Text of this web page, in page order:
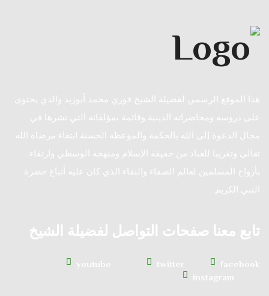
هذا الموقع الرسمي لفضيلة الشيخ فوزي محمد أبوزيد والذي يحتوى
على دروسه ومحاضراته الدينية وقائمة بمؤلفاته التي نشرها في
مجال الدعوة إلى الله بالحكمة والموعظة الحسنة ابتغاء مرضاة الله
تعالى وتقريبا للعباد من حقيقة الإسلام ومنهجه الوسطي وارتقاء
بأرواح المسلمين لعالم الصفاء والنقاء الذي كان عليه أتباع حضرة
النبي الكريم.
تابع معنا صفحات التواصل لفضيلة الشيخ
facebook
twitter
youtube
instagram